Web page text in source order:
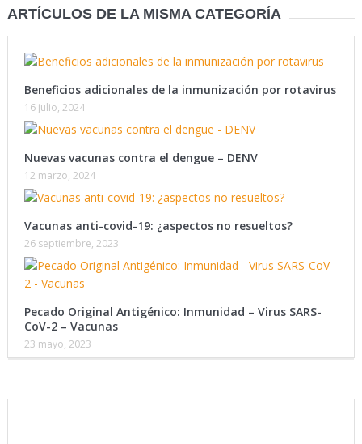
ARTÍCULOS DE LA MISMA CATEGORÍA
Beneficios adicionales de la inmunización por rotavirus
16 julio, 2024
Nuevas vacunas contra el dengue – DENV
12 marzo, 2024
Vacunas anti-covid-19: ¿aspectos no resueltos?
26 septiembre, 2023
Pecado Original Antigénico: Inmunidad – Virus SARS-
CoV-2 – Vacunas
23 mayo, 2023